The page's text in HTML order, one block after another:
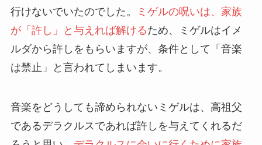
行けないでいたのでした。
ミゲルの呪いは、家族
が「許し」と与えれば解けるため、ミゲルはイメ
ルダから許しをもらいますが、条件として「音楽
は禁止」と言われてしまいます。
音楽をどうしても諦められないミゲルは、高祖父
であるデラクルスであれば許しを与えてくれるだ